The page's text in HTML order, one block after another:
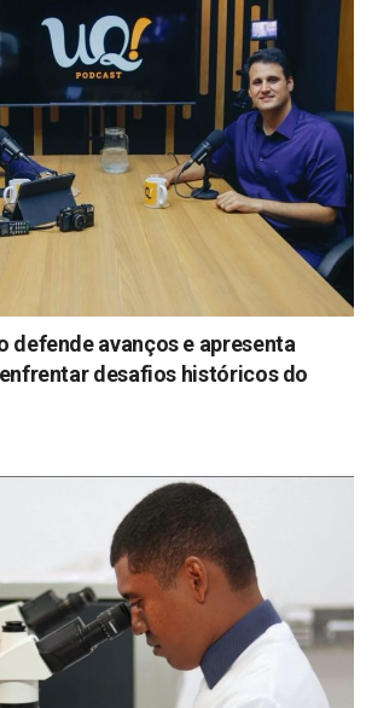
defende avanços e apresenta
desafios históricos do